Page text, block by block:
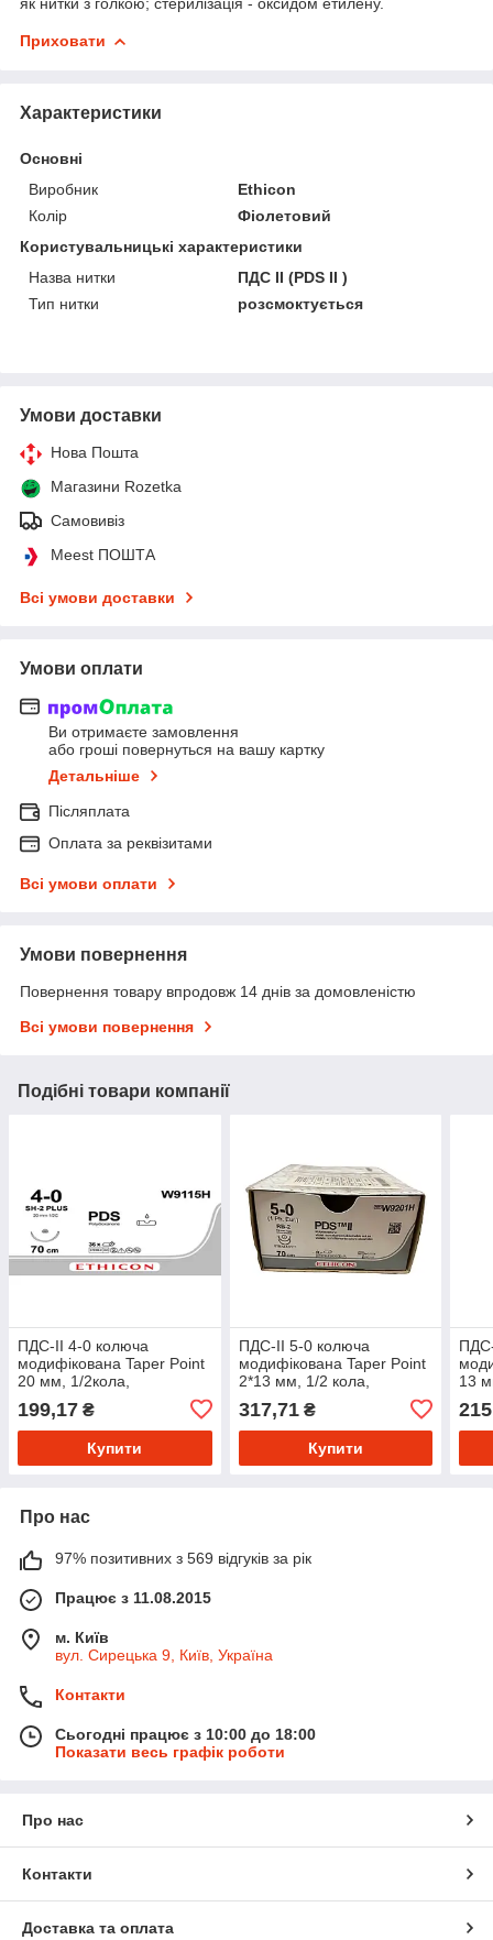
Приховати
Характеристики
Основні
Виробник
Ethicon
Колір
Фіолетовий
Користувальницькі характеристики
Назва нитки
ПДС ІІ (PDS II )
Тип нитки
розсмоктується
Умови доставки
Нова Пошта
Магазини Rozetka
Самовивіз
Meest ПОШТА
Всі умови доставки
Умови оплати
Ви отримаєте замовлення
або гроші повернуться на вашу картку
Детальніше
Післяплата
Оплата за реквізитами
Всі умови оплати
Умови повернення
Повернення товару впродовж 14 днів за домовленістю
Всі умови повернення
Подібні товари компанії
ПДС-ІІ 4-0 колюча
модифікована Taper Point
20 мм, 1/2кола,
фіолетовий 70см, 36 шт/
пак
199,17 ₴
Купити
ПДС-ІІ 5-0 колюча
модифікована Taper Point
2*13 мм, 1/2 кола,
фіолетовий 70см, 36 шт/
пак
317,71₴
Купити
13
пак
Про нас
97% позитивних з 569 відгуків за рік
Працює з 11.08.2015
м. Київ
вул. Сирецька 9, Київ, Україна
Контакти
Сьогодні працює з 10:00 до 18:00
Показати весь графік роботи
Про нас
Контакти
Доставка та оплата